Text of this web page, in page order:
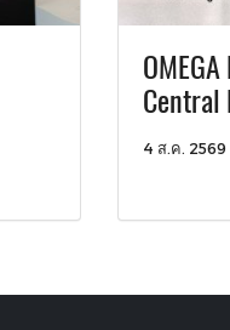
Central
4 ส.ค. 2569